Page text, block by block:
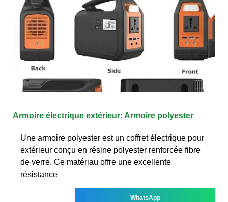
Armoire électrique extérieur: Armoire polyester
Une armoire polyester est un coffret électrique pour
extérieur conçu en résine polyester renforcée fibre
de verre. Ce matériau offre une excellente
résistance
WhatsApp